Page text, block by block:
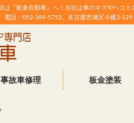
は『板倉自動車』へ！当社は車のキズやヘコ
電話：052-389-5752。名古屋市港区小碓3-129
事故車修理 板金塗装